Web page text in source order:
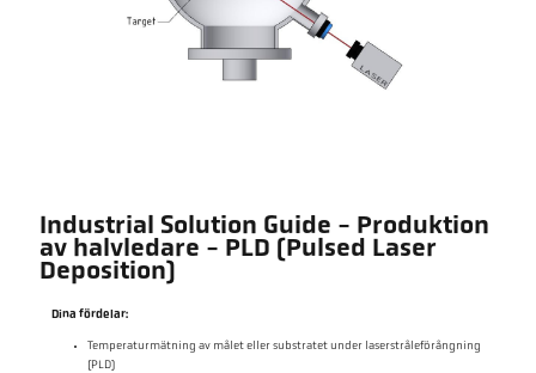
Industrial Solution Guide - Produktion
av halvledare - PLD (Pulsed Laser
Deposition)
Dina fördelar:
Temperaturmätning av målet eller substratet under laserstråleförångning
(PLD)